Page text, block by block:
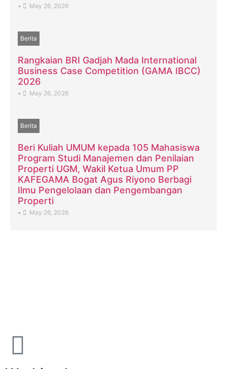
• May 26, 2026
Berita
Rangkaian BRI Gadjah Mada International
Business Case Competition (GAMA IBCC)
2026
• May 26, 2026
Berita
Beri Kuliah UMUM kepada 105 Mahasiswa
Program Studi Manajemen dan Penilaian
Properti UGM, Wakil Ketua Umum PP
KAFEGAMA Bogat Agus Riyono Berbagi
Ilmu Pengelolaan dan Pengembangan
Properti
• May 26, 2026